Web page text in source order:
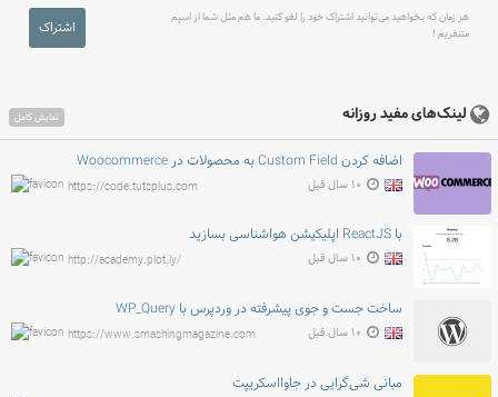
هر زمان که بخواهید می‌توانید اشتراک خود را لغو کنید. ما هم مثل شما از اسپم
متنفریم !
اشتراک
لینک‌های مفید روزانه نمایش کامل
اضافه کردن Custom Field به محصولات در Woocommerce
https://code.tutsplus.com ۱۰ سال قبل
با ReactJS اپلیکیشن هواشناسی بسازید
http://academy.plot.ly/ ۱۰ سال قبل
ساخت جست و جوی پیشرفته در وردپرس با WP_Query
https://www.smashingmagazine.com ۱۰ سال قبل
مبانی شی‌گرایی در جاوااسکریپت